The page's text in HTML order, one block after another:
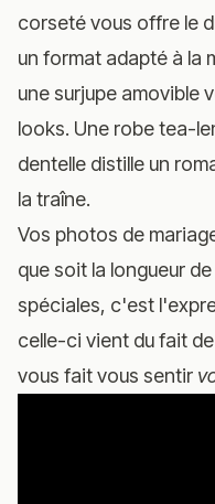
corseté vous offre le
un format adapté à la
une surjupe amovible
looks. Une robe tea-
dentelle distille un
la traîne.
Vos photos de
que soit la longueur
spéciales, c'est
celle-ci vient du fait
vous fait vous sentir